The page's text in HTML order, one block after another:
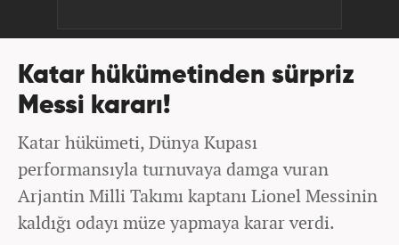
Katar hükümetinden sürpriz
Messi kararı!
Katar hükümeti, Dünya Kupası
performansıyla turnuvaya damga vuran
Arjantin Milli Takımı kaptanı Lionel Messinin
kaldığı odayı müze yapmaya karar verdi.